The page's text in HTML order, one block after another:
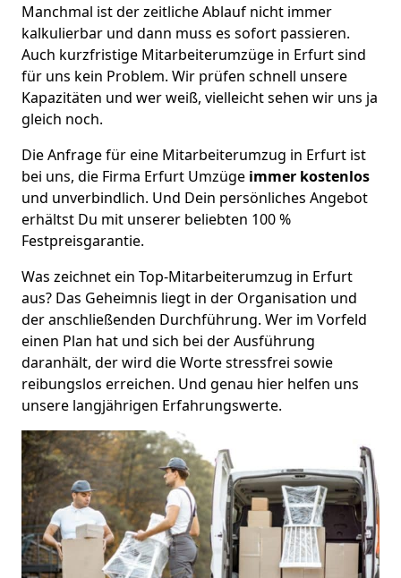
Manchmal ist der zeitliche Ablauf nicht immer
kalkulierbar und dann muss es sofort passieren.
Auch kurzfristige Mitarbeiterumzüge in Erfurt sind
für uns kein Problem. Wir prüfen schnell unsere
Kapazitäten und wer weiß, vielleicht sehen wir uns ja
gleich noch.
Die Anfrage für eine Mitarbeiterumzug in Erfurt ist
bei uns, die Firma Erfurt Umzüge immer kostenlos
und unverbindlich. Und Dein persönliches Angebot
erhältst Du mit unserer beliebten 100 %
Festpreisgarantie.
Was zeichnet ein Top-Mitarbeiterumzug in Erfurt
aus? Das Geheimnis liegt in der Organisation und
der anschließenden Durchführung. Wer im Vorfeld
einen Plan hat und sich bei der Ausführung
daranhält, der wird die Worte stressfrei sowie
reibungslos erreichen. Und genau hier helfen uns
unsere langjährigen Erfahrungswerte.